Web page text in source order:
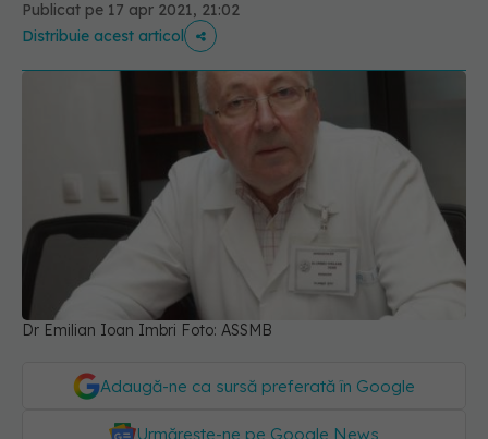
Publicat pe 17 apr 2021, 21:02
Distribuie acest articol
Dr Emilian Ioan Imbri Foto: ASSMB
Adaugă-ne ca sursă preferată în Google
Urmărește-ne pe Google News